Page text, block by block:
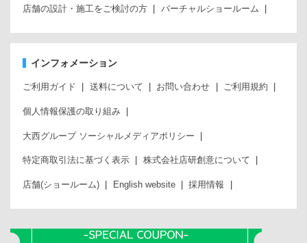
店舗の設計・施工をご検討の方 バーチャルショールーム
インフォメーション
ご利用ガイド 送料について お問い合わせ ご利用規約
個人情報保護の取り組み
大西グループ ソーシャルメディアポリシー
特定商取引法に基づく表示 株式会社店研創意について
店舗(ショールーム) English website 採用情報